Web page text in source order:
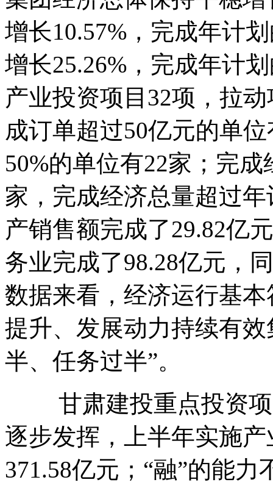
增长10.57%，完成年计
增长25.26%，完成年计
产业投资项目32项，拉
成订单超过50亿元的单
50%的单位有22家；完
家，完成经济总量超过
产销售额完成了29.82亿
务业完成了98.28亿元，
数据来看，经济运行基
提升、发展动力持续有
半、任务过半”。
甘肃建投重点投资项
逐步发挥，上半年实施
371.58亿元；“融”的能